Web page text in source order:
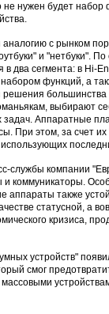
не нужен будет
с рынком
и "нетбуки".
в два сегмента: в
функций, а
выбирают
Аппаратные
При этом, за счет
службы компании
коммуникаторы.
аппараты также
статусной, а
кризиса,
устройств"
смог